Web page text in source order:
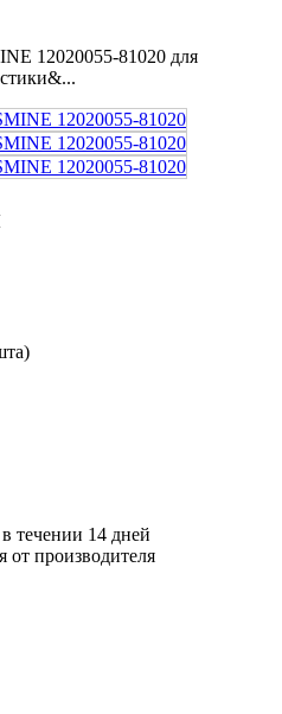
12020055-81020 для
течении 14 дней
от производителя